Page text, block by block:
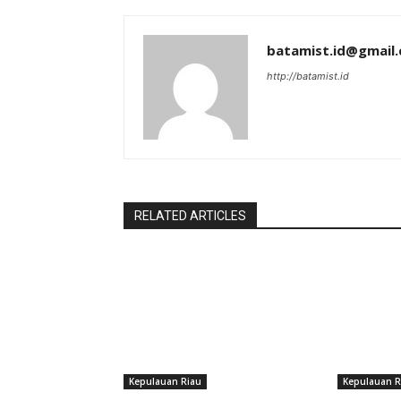
http://batamist.id
RELATED ARTICLES
Kepulauan Riau Kepulauan